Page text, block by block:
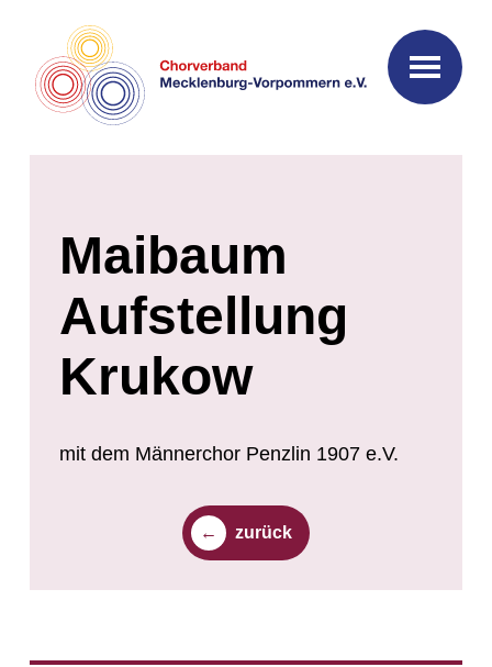
Maibaum
Aufstellung
Krukow
mit dem Männerchor Penzlin 1907 e.V.
zurück